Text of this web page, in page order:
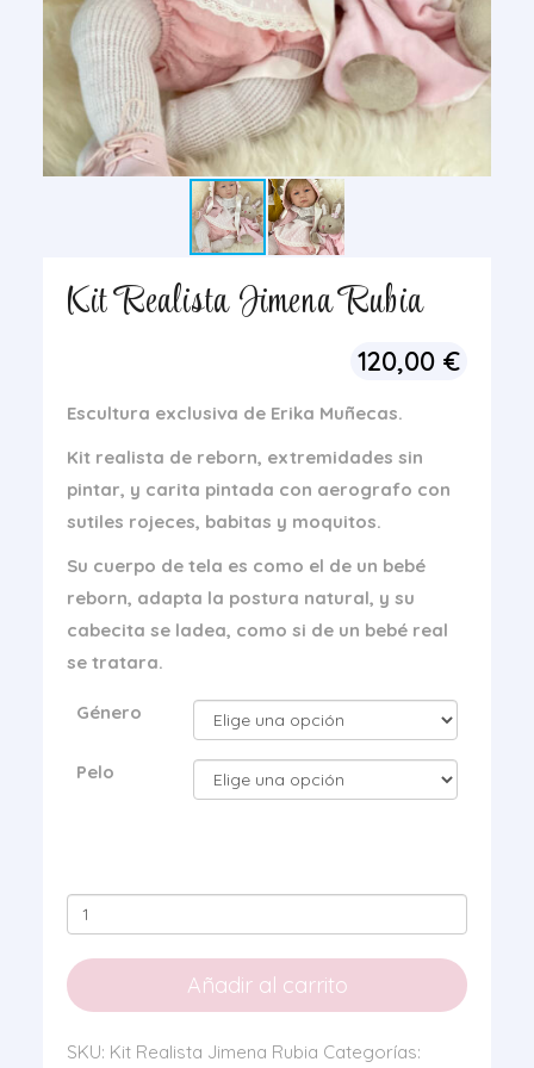
Kit Realista Jimena Rubia
120,00 €
Escultura exclusiva de Erika Muñecas.
Kit realista de reborn, extremidades sin
pintar, y carita pintada con aerografo con
sutiles rojeces, babitas y moquitos.
Su cuerpo de tela es como el de un bebé
reborn, adapta la postura natural, y su
cabecita se ladea, como si de un bebé real
se tratara.
Género
Pelo
Kit
Realista
Jimena
Rubia
Añadir al carrito
SKU: Kit Realista Jimena Rubia Categorías: